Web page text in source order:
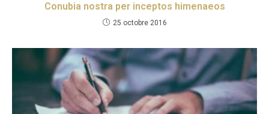
Conubia nostra per inceptos himenaeos
25 octobre 2016